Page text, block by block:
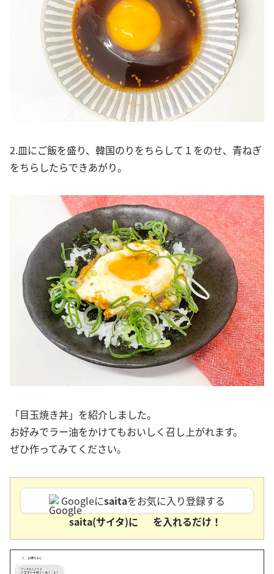
2.皿にご飯を盛り、韓国のりをちらして１をのせ、青ねぎ
をちらしたらできあがり。
「目玉焼き丼」を紹介しました。
お好みでラー油をかけてもおいしく召し上がれます。
ぜひ作ってみてください。
Googleにsaitaをお気に入り登録する
saita(サイタ)に
を入れるだけ！